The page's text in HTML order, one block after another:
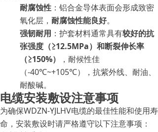
耐腐蚀性 ：铝合金导体表面会形成致密
氧化层， 耐腐蚀性能良好。
强韧耐用 ：护套材料通常具有较好的抗
张强度（≥12.5MPa）和断裂伸长率
（≥150%）
，耐候性佳
（-40℃~+105℃），抗紫外线、耐油、
耐酸碱。
电缆安装敷设注意事项
为确保WDZN-YJLHV电缆的最佳性能和使用寿
命，安装敷设时请严格遵守以下注意事项：